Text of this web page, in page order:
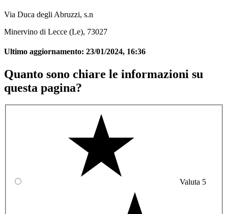
Via Duca degli Abruzzi, s.n
Minervino di Lecce (Le), 73027
Ultimo aggiornamento: 23/01/2024, 16:36
Quanto sono chiare le informazioni su
questa pagina?
Valuta 5